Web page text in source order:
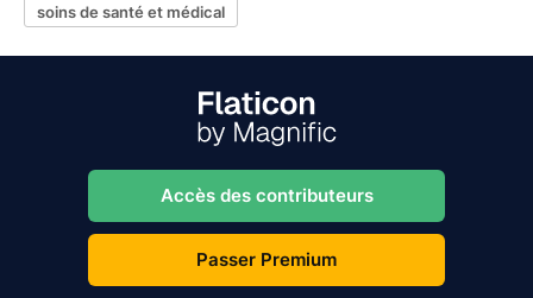
soins de santé et médical
Accès des contributeurs
Passer Premium